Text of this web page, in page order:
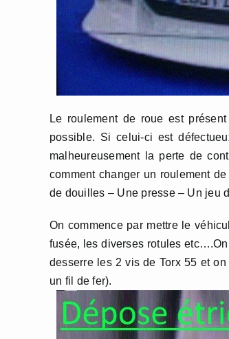
Le roulement de roue est
possible. Si celui-ci est
malheureusement la perte de
comment changer un roulement
de douilles – Une presse – Un jeu
On commence par mettre le
fusée, les diverses rotules etc….On
desserre les 2 vis de Torx 55 et
un fil de fer).